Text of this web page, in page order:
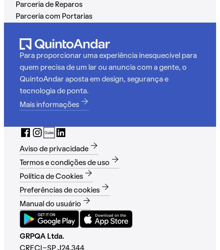
Parceria de Reparos
Parceria com Portarias
Para proporcionar uma experiência inesquecível para
quem precisa de um lar ou anuncia com a gente, o
QuintoAndar aposta em design, segurança e
tecnologia de ponta.
Mais informações
Aviso de privacidade
Termos e condições de uso
Política de Cookies
Preferências de cookies
Manual do usuário
GRPQA Ltda.